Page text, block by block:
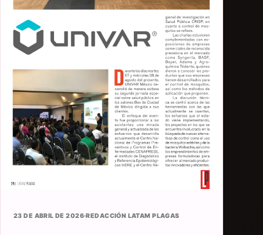
23 DE ABRIL DE 2026·REDACCIÓN LATAM PLAGAS